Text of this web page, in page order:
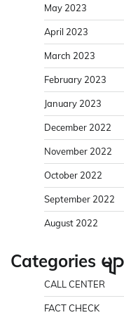
May 2023
April 2023
March 2023
February 2023
January 2023
December 2022
November 2022
October 2022
September 2022
August 2022
Categories
CALL CENTER
FACT CHECK